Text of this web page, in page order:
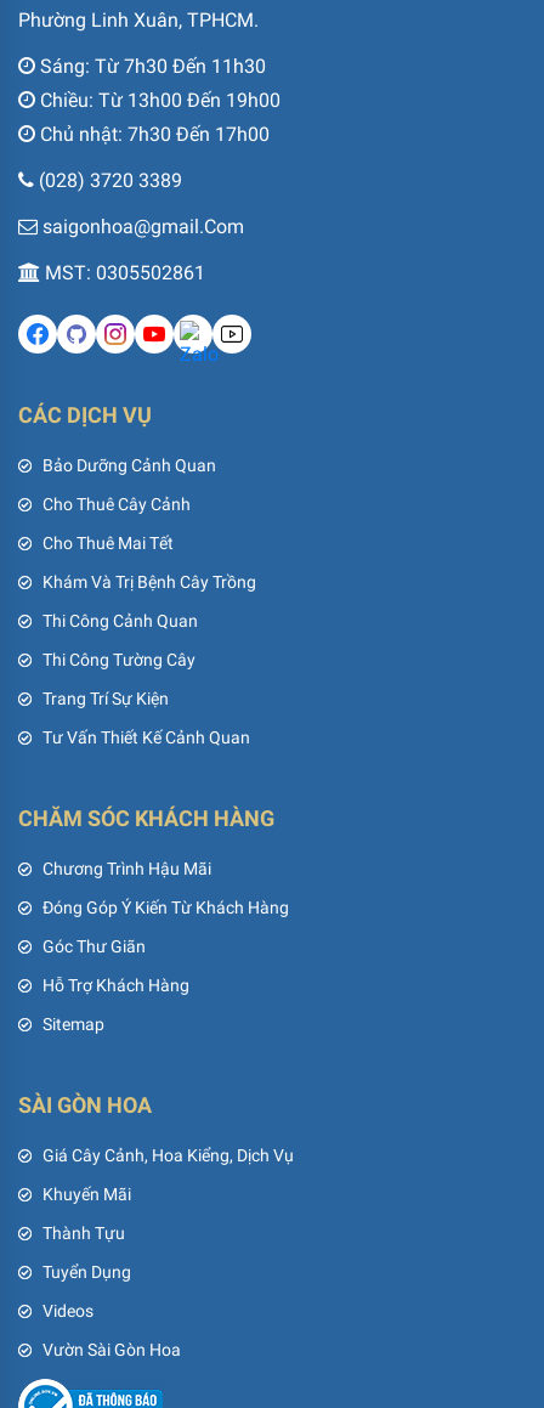
Phường Linh Xuân, TPHCM.
Sáng: Từ 7h30 Đến 11h30
Chiều: Từ 13h00 Đến 19h00
Chủ nhật: 7h30 Đến 17h00
(028) 3720 3389
saigonhoa@gmail.Com
MST: 0305502861
CÁC DỊCH VỤ
Bảo Dưỡng Cảnh Quan
Cho Thuê Cây Cảnh
Cho Thuê Mai Tết
Khám Và Trị Bệnh Cây Trồng
Thi Công Cảnh Quan
Thi Công Tường Cây
Trang Trí Sự Kiện
Tư Vấn Thiết Kế Cảnh Quan
CHĂM SÓC KHÁCH HÀNG
Chương Trình Hậu Mãi
Đóng Góp Ý Kiến Từ Khách Hàng
Góc Thư Giãn
Hỗ Trợ Khách Hàng
Sitemap
SÀI GÒN HOA
Giá Cây Cảnh, Hoa Kiểng, Dịch Vụ
Khuyến Mãi
Thành Tựu
Tuyển Dụng
Videos
Vườn Sài Gòn Hoa